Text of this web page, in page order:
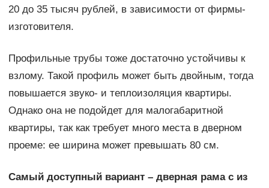
20 до 35 тысяч рублей, в зависимости от фирмы-
изготовителя.
Профильные трубы тоже достаточно устойчивы к
взлому. Такой профиль может быть двойным, тогда
повышается звуко- и теплоизоляция квартиры.
Однако она не подойдет для малогабаритной
квартиры, так как требует много места в дверном
проеме: ее ширина может превышать 80 см.
Самый доступный вариант – дверная рама с из